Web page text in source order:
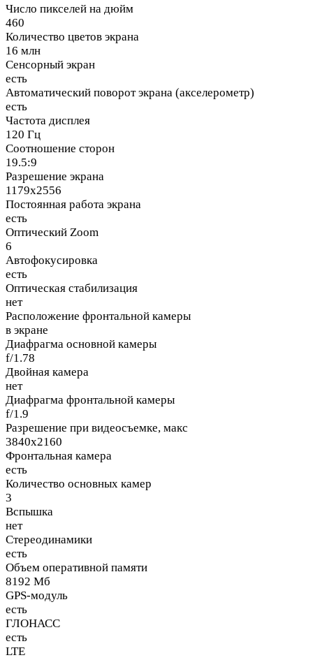
Число пикселей на дюйм
460
Количество цветов экрана
16 млн
Сенсорный экран
есть
Автоматический поворот экрана (акселерометр)
есть
Частота дисплея
120 Гц
Соотношение сторон
19.5:9
Разрешение экрана
1179x2556
Постоянная работа экрана
есть
Оптический Zoom
6
Автофокусировка
есть
Оптическая стабилизация
нет
Расположение фронтальной камеры
в экране
Диафрагма основной камеры
f/1.78
Двойная камера
нет
Диафрагма фронтальной камеры
f/1.9
Разрешение при видеосъемке, макс
3840x2160
Фронтальная камера
есть
Количество основных камер
3
Вспышка
нет
Стереодинамики
есть
Объем оперативной памяти
8192 Мб
GPS-модуль
есть
ГЛОНАСС
есть
LTE